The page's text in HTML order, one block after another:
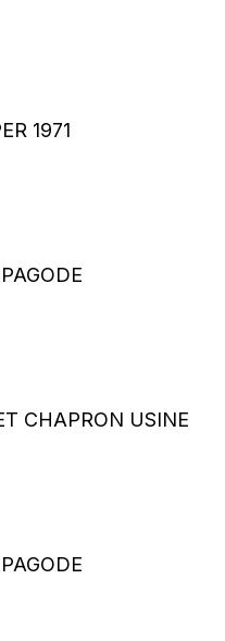
GIULIA SUPER 1971
CHAPRON USINE